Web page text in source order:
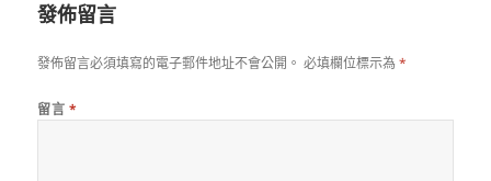
發佈留言
發佈留言必須填寫的電子郵件地址不會公開。 必填欄位標示為*
留言 *